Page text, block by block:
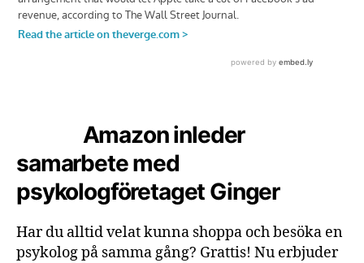
Amazon inleder
samarbete med
psykologföretaget Ginger
Har du alltid velat kunna shoppa och besöka en
psykolog på samma gång? Grattis! Nu erbjuder